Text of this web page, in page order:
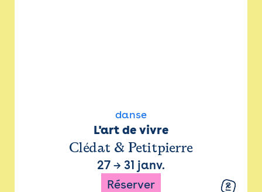
danse
L'art de vivre
Clédat & Petitpierre
27 → 31 janv.
Réserver